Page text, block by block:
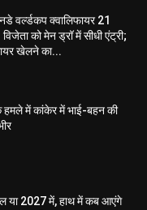
वर्ल्डकप क्वालिफायर 21
को मेन ड्रॉ में सीधी एंट्री;
खेलने का...
में कांकेर में भाई-बहन की
या 2027 में, हाथ में कब आएंगे